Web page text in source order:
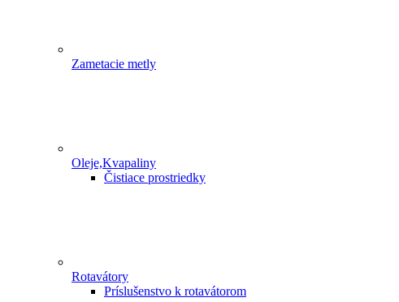
Zametacie metly
Oleje,Kvapaliny
Čistiace prostriedky
Rotavátory
Príslušenstvo k rotavátorom